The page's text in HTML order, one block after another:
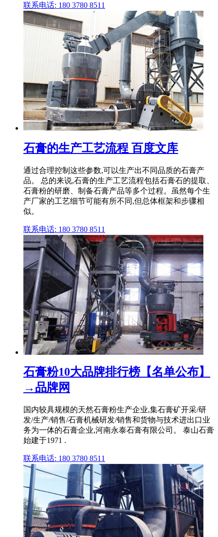
联系电话: 180 3780 8511
石膏的生产工艺流程 百度文库
通过合理控制这些参数,可以生产出不同品质的石膏产
品。 总的来说,石膏的生产工艺流程包括石膏石的提取、
石膏粉的研磨、制备石膏产品等多个过程。虽然每个生
产厂家的工艺细节可能有所不同,但总体框架和步骤相
似。
联系电话: 180 3780 8511
石膏粉10大品牌排行榜【名单公布】
→品牌网
国内较具规模的天然石膏粉生产企业,集石膏矿开采/研
发/生产/销售/石膏机械研发/销售和货物与技术进出口业
务为一体的石膏企业,河南永泰石膏有限公司。 泰山石膏
始建于1971 .
联系电话: 180 3780 8511